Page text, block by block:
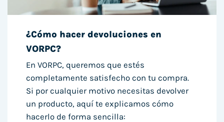
¿Cómo hacer devoluciones en
VORPC?
En VORPC, queremos que estés
completamente satisfecho con tu compra.
Si por cualquier motivo necesitas devolver
un producto, aquí te explicamos cómo
hacerlo de forma sencilla: